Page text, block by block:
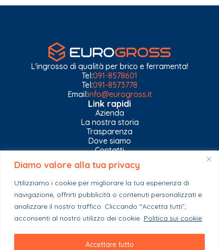
Diamo valore alla tua privacy
Utilizziamo i cookie per migliorare la tua esperienza di
navigazione, offrirti pubblicità o contenuti personalizzati e
analizzare il nostro traffico. Cliccando “Accetta tutti”,
acconsenti al nostro utilizzo dei cookie. Politica sui cookie
Accettare tutto
L'ingrosso di qualità per brico e ferramenta!
Tel:091-8578601
Tel:091-8573778
Email:info@eurogross.it
Link rapidi
Azienda
La nostra storia
Trasparenza
Dove siamo
Contatti
Privacy Policy
Gestisci impostazioni Cookies
Esplora il catalogo
Casa
Ferramenta & Co.
Giardino e agricoltura
Stagionali